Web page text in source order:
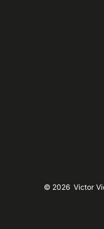
© 2026 Victor